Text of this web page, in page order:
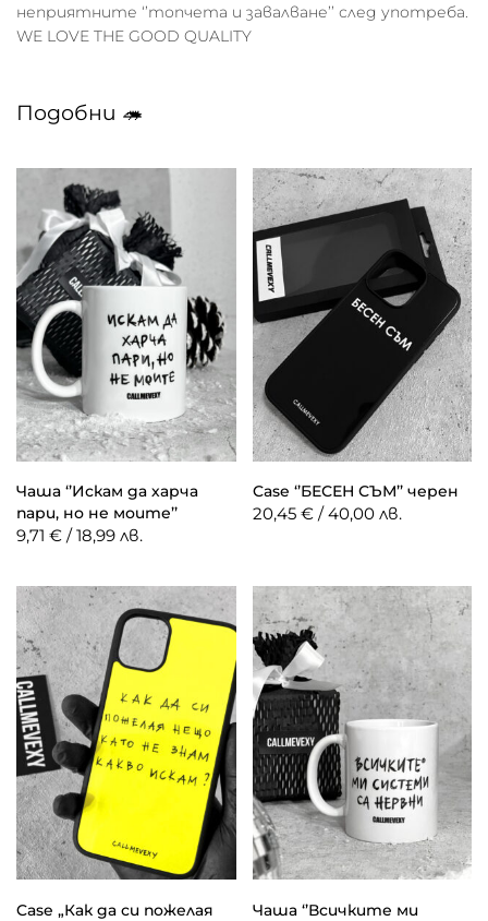
неприятните ‘’топчета и завалване’’ след употреба.
WE LOVE THE GOOD QUALITY
Подобни 🦔
Чаша ‘’Искам да харча
пари, но не моите’’
9,71 € / 18,99 лв.
Case ‘’БЕСЕН СЪМ’’ черен
20,45 € / 40,00 лв.
Case „Как да си пожелая Чаша ‘’Всичките ми